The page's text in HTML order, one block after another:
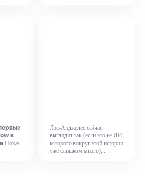
в
Показ
Лос-Анджелес сейчас
выглядит так (если это не ИИ,
которого вокруг этой истории
уже слишком много),...